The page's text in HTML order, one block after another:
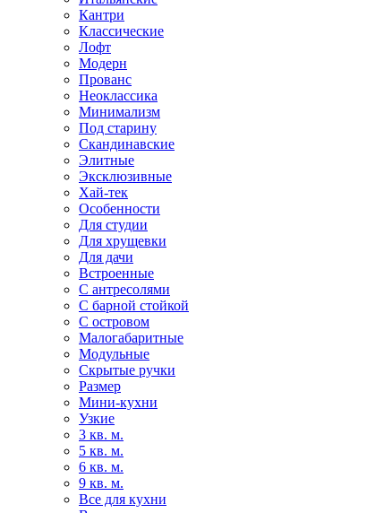
Кантри
Классические
Лофт
Модерн
Прованс
Неоклассика
Минимализм
Под старину
Скандинавские
Элитные
Эксклюзивные
Хай-тек
Особенности
Для студии
Для хрущевки
Для дачи
Встроенные
С антресолями
С барной стойкой
С островом
Малогабаритные
Модульные
Скрытые ручки
Размер
Мини-кухни
Узкие
3 кв. м.
5 кв. м.
6 кв. м.
9 кв. м.
Все для кухни